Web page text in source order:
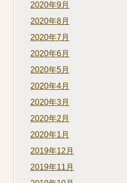
2020年9月
2020年8月
2020年7月
2020年6月
2020年5月
2020年4月
2020年3月
2020年2月
2020年1月
2019年12月
2019年11月